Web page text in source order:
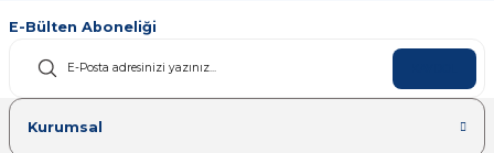
E-Bülten Aboneliği
Kurumsal